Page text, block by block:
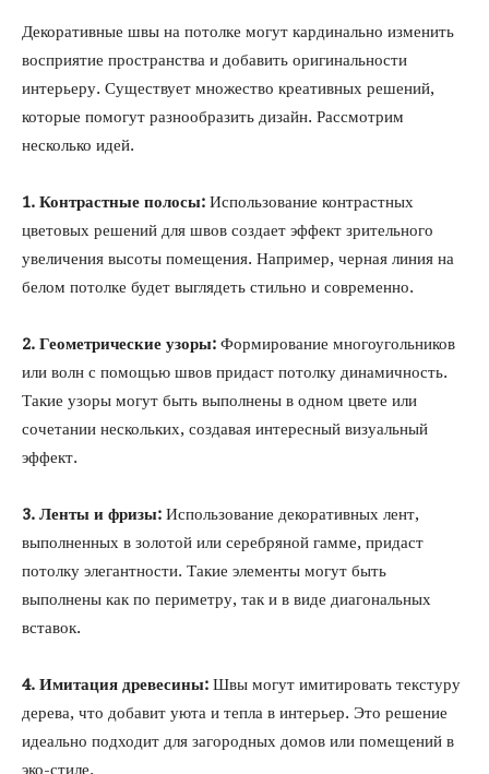
Декоративные швы на потолке могут кардинально изменить
восприятие пространства и добавить оригинальности
интерьеру. Существует множество креативных решений,
которые помогут разнообразить дизайн. Рассмотрим
несколько идей.
1. Контрастные полосы: Использование контрастных
цветовых решений для швов создает эффект зрительного
увеличения высоты помещения. Например, черная линия на
белом потолке будет выглядеть стильно и современно.
2. Геометрические узоры: Формирование многоугольников
или волн с помощью швов придаст потолку динамичность.
Такие узоры могут быть выполнены в одном цвете или
сочетании нескольких, создавая интересный визуальный
эффект.
3. Ленты и фризы: Использование декоративных лент,
выполненных в золотой или серебряной гамме, придаст
потолку элегантности. Такие элементы могут быть
выполнены как по периметру, так и в виде диагональных
вставок.
4. Имитация древесины: Швы могут имитировать текстуру
дерева, что добавит уюта и тепла в интерьер. Это решение
идеально подходит для загородных домов или помещений в
эко-стиле.